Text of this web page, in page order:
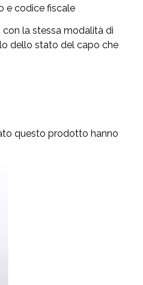
e codice fiscale
la stessa modalità di
dello stato del capo che
questo prodotto hanno